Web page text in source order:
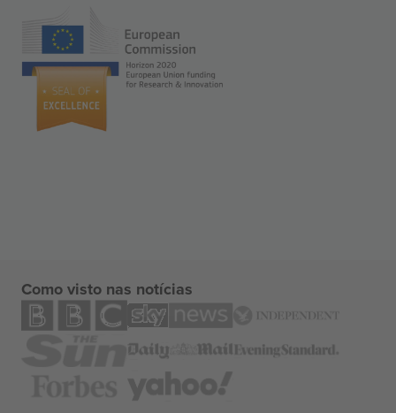
Como visto nas notícias